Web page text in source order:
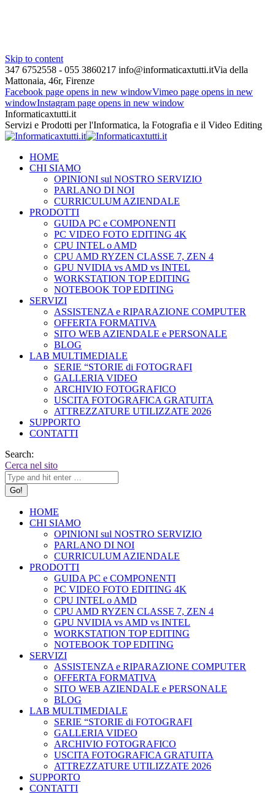
Skip to content
347 6752558 - 055 3860217 info@informaticaxtutti.itVia della
Mattonaia, 46r, Firenze
Facebook page opens in new windowVimeo page opens in new
windowInstagram page opens in new window
Informaticaxtutti.it
Servizi e Prodotti per l'Informatica, la Fotografia e il Video Editing
HOME
CHI SIAMO
OPINIONI sul NOSTRO SERVIZIO
PARLANO DI NOI
CURRICULUM AZIENDALE
PRODOTTI
GUIDA PC e COMPONENTI
PC VIDEO FOTO EDITING 4K
CPU INTEL o AMD
CPU AMD RYZEN CLASSE 7, ZEN 4
GPU NVIDIA vs AMD vs INTEL
WORKSTATION TOP EDITING
NOTEBOOK TOP EDITING
SERVIZI
ASSISTENZA e RIPARAZIONE COMPUTER
OFFERTA FORMATIVA
SITO WEB AZIENDALE e PERSONALE
BLOG
LAB MULTIMEDIALE
SERIE “STORIE di FOTOGRAFI
GALLERIA VIDEO
ARCHIVIO FOTOGRAFICO
USCITA FOTOGRAFICA GRATUITA
ATTREZZATURE UTILIZZATE 2026
SUPPORTO
CONTATTI
Search:
Cerca nel sito
HOME
CHI SIAMO
OPINIONI sul NOSTRO SERVIZIO
PARLANO DI NOI
CURRICULUM AZIENDALE
PRODOTTI
GUIDA PC e COMPONENTI
PC VIDEO FOTO EDITING 4K
CPU INTEL o AMD
CPU AMD RYZEN CLASSE 7, ZEN 4
GPU NVIDIA vs AMD vs INTEL
WORKSTATION TOP EDITING
NOTEBOOK TOP EDITING
SERVIZI
ASSISTENZA e RIPARAZIONE COMPUTER
OFFERTA FORMATIVA
SITO WEB AZIENDALE e PERSONALE
BLOG
LAB MULTIMEDIALE
SERIE “STORIE di FOTOGRAFI
GALLERIA VIDEO
ARCHIVIO FOTOGRAFICO
USCITA FOTOGRAFICA GRATUITA
ATTREZZATURE UTILIZZATE 2026
SUPPORTO
CONTATTI